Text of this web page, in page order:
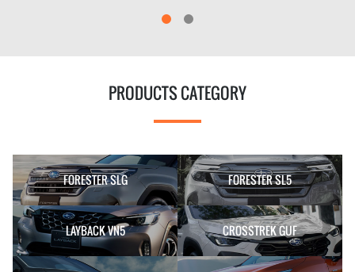
PRODUCTS CATEGORY
FORESTER SLG FORESTER SL5
LAYBACK VN5 CROSSTREK GUF